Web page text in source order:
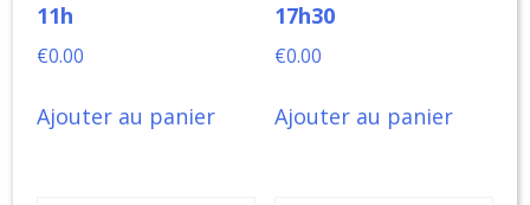
11h
€0.00
Ajouter au panier
17h30
€0.00
Ajouter au panier